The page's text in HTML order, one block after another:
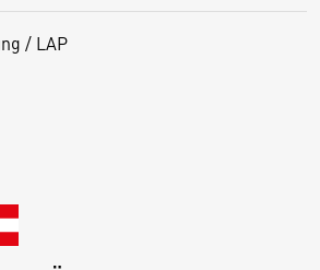
/ LAP